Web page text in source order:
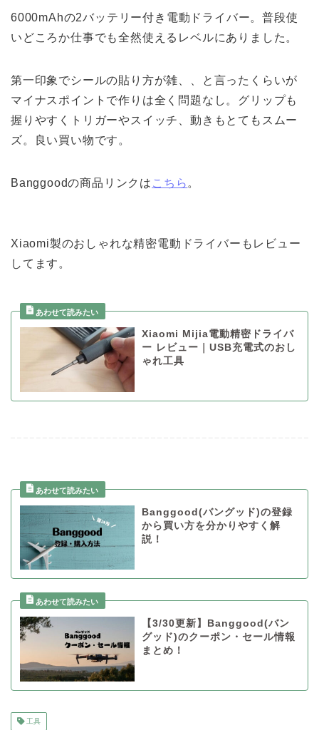
6000mAhの2バッテリー付き電動ドライバー。普段使
いどころか仕事でも全然使えるレベルにありました。
第一印象でシールの貼り方が雑、、と言ったくらいが
マイナスポイントで作りは全く問題なし。グリップも
握りやすくトリガーやスイッチ、動きもとてもスムー
ズ。良い買い物です。
Banggoodの商品リンクは こちら 。
Xiaomi製のおしゃれな精密電動ドライバーもレビュー
してます。
Xiaomi Mijia電動精密ドライバ
ー レビュー｜USB充電式のおし
ゃれ工具
Banggood(バングッド)の登録
から買い方を分かりやすく解
説！
【3/30更新】Banggood(バン
グッド)のクーポン・セール情報
まとめ！
工具